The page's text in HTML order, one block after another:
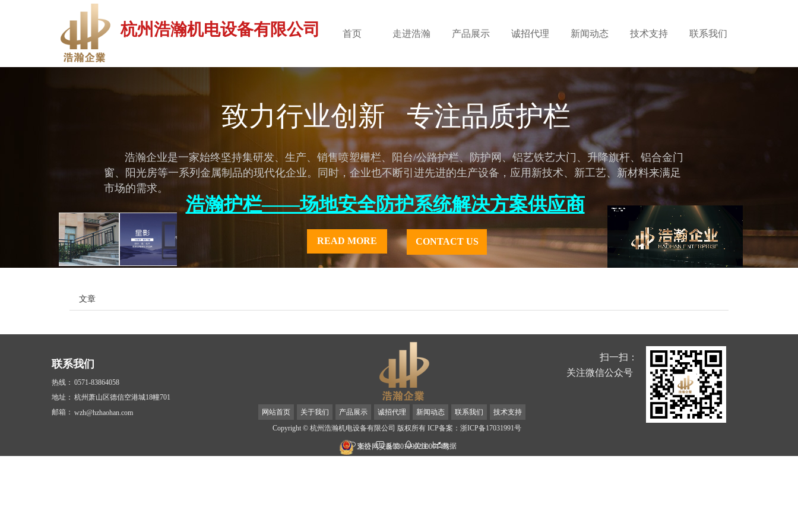
首页 走进浩瀚 产品展示 诚招代理 新闻动态 技术支持 联系我们
杭州浩瀚机电设备有限公司
致力行业创新   专注品质护栏
窗、阳光房等一系列金属制品的现代化企业。同时，企业也不断引进先进的生产设备，应用新技术、新工艺、新材料来满足
市场的需求。
READ MORE CONTACT US
浩瀚护栏——场地安全防护系统解决方案供应商
文章
热线： 0571-83864058
地址： 杭州萧山区德信空港城18幢701
Copyright © 杭州浩瀚机电设备有限公司 版权所有 ICP备案：浙ICP备17031991号
扫一扫：
关注微信公众号
邮箱： wzh@hzhaohan.com 网站首页 关于我们 产品展示 诚招代理 新闻动态 联系我们 技术支持
联系我们
浙公网安备33010902000014号
支持 反馈 关注 数据